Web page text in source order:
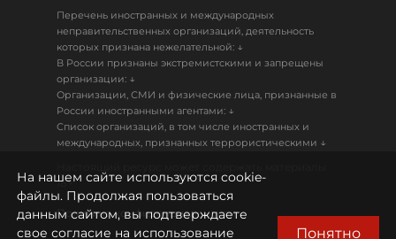
Перечень иностранных и международных
неправительственных организаций, деятельность
которых признана нежелательной: ↓
В России признаны экстремистскими и запрещены
организации: ↓
Организации, СМИ и физические лица, признанные в
России иностранными агентами: ↓
Список организаций, в том числе иностранных и
международных, признанных террористическими ↓
18+
Политика конфиденциальности
На нашем сайте используются cookie-
файлы. Продолжая пользоваться
данным сайтом, вы подтверждаете
свое согласие на использование
Понятно